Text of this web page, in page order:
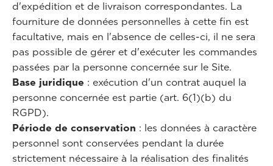
d'expédition et de livraison correspondantes. La
fourniture de données personnelles à cette fin est
facultative, mais en l'absence de celles-ci, il ne sera
pas possible de gérer et d'exécuter les commandes
passées par la personne concernée sur le Site.
Base juridique : exécution d'un contrat auquel la
personne concernée est partie (art. 6(1)(b) du
RGPD).
Période de conservation : les données à caractère
personnel sont conservées pendant la durée
strictement nécessaire à la réalisation des finalités